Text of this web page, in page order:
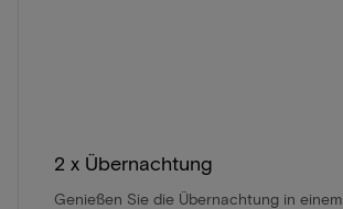
2 x Übernachtung
Genießen Sie die Übernachtung in einem